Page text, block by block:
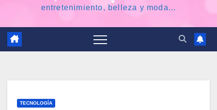
entretenimiento, belleza y moda...
TECNOLOGÍA